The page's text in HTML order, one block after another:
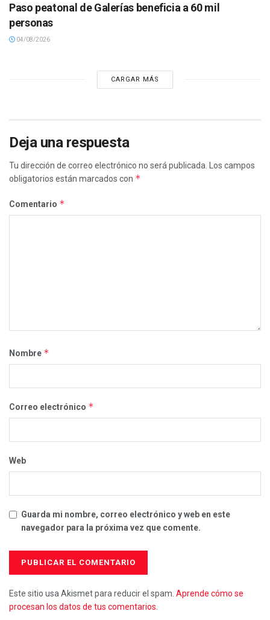
Paso peatonal de Galerías beneficia a 60 mil
personas
04/08/2026
CARGAR MÁS
Deja una respuesta
Tu dirección de correo electrónico no será publicada.
Los campos
obligatorios están marcados con *
Comentario *
Nombre *
Correo electrónico *
Web
Guarda mi nombre, correo electrónico y web en este
navegador para la próxima vez que comente.
Este sitio usa Akismet para reducir el spam. Aprende cómo se
procesan los datos de tus comentarios.